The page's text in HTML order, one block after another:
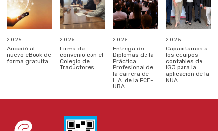
2025
Accedé al
nuevo eBook de
forma gratuita
2025
Firma de
convenio con el
Colegio de
Traductores
2025
Entrega de
Diplomas de la
Práctica
Profesional de
la carrera de
L.A. de la FCE-
UBA
2025
Capacitamos a
los equipos
contables de
IGJ para la
aplicación de la
NUA